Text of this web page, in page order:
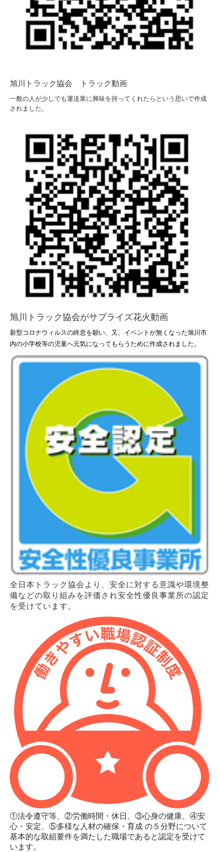
旭川トラック協会 トラック動画
一般の人が少しでも運送業に興味を持ってくれたらという思いで作成
されました。
旭川トラック協会がサプライズ花火動画
新型コロナウィルスの終息を願い、又、イベントが無くなった旭川市
内の小学校等の児童へ元気になってもらうために作成されました。
全日本トラック協会より、安全に対する意識や環境整
備などの取り組みを評価され安全性優良事業所の認定
を受けています。
①法令遵守等、②労働時間・休日、③心身の健康、④安
心・安定、⑤多様な人材の確保・育成 の５分野について
基本的な取組要件を満たした職場であると認定を受けて
います。